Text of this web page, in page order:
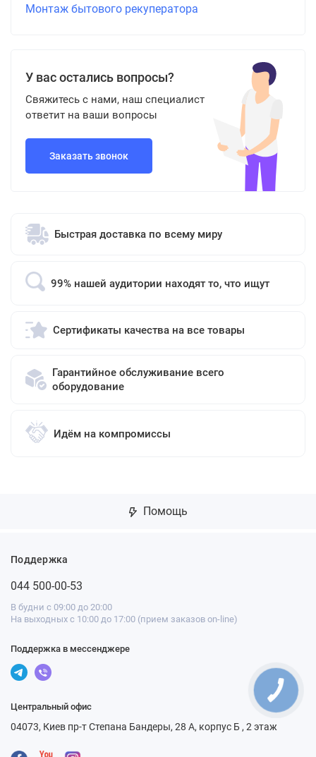
Монтаж бытового рекуператора
У вас остались вопросы?
Свяжитесь с нами, наш специалист
ответит на ваши вопросы
Заказать звонок
Быстрая доставка по всему миру
99% нашей аудитории находят то, что ищут
Сертификаты качества на все товары
Гарантийное обслуживание всего
оборудование
Идём на компромиссы
Помощь
Поддержка
044 500-00-53
В будни с 09:00 до 20:00
На выходных с 10:00 до 17:00 (прием заказов on-line)
Поддержка в мессенджере
Центральный офис
04073, Киев пр-т Степана Бандеры, 28 А, корпус Б , 2 этаж